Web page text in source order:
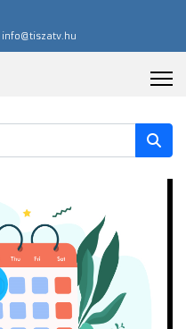
info@tiszatv.hu